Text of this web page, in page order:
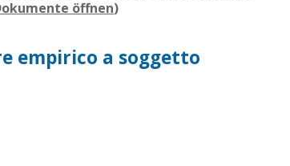
öffnen)
empirico a soggetto